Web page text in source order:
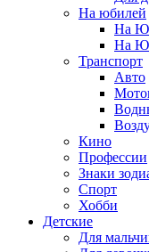
На юбилей
На
На
Транспорт
Авто
Кино
Профессии
Знаки
Спорт
Хобби
Детские
Для